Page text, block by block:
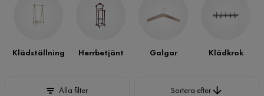
Klädställning Herrbetjänt Galgar Klädkrok
Alla filter Sortera efter